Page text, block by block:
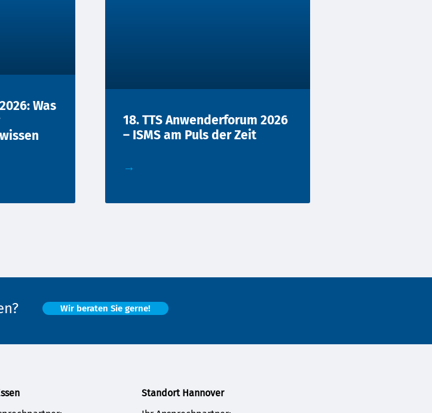
Was
18. TTS Anwenderforum 2026
– ISMS am Puls der Zeit
→
Wir beraten Sie gerne!
Standort Hannover